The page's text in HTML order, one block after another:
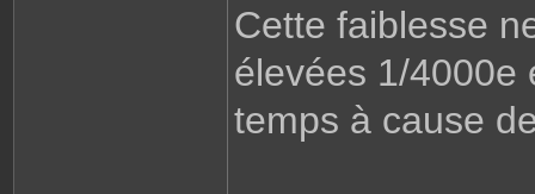
Cette faiblesse
élevées 1/4000e
temps à cause